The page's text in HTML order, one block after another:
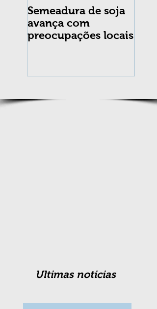
Semeadura de soja
avança com
preocupações locais
Ultimas noticias